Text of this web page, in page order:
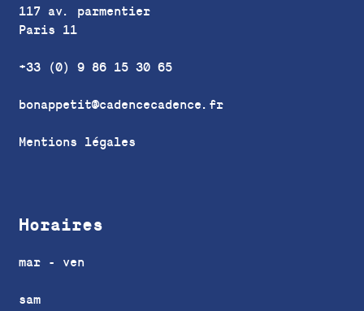
117 av. parmentier
Paris 11
+33 (0) 9 86 15 30 65
bonappetit@cadencecadence.fr
Mentions légales
Horaires
mar - ven
sam